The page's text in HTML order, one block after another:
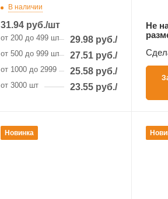
В наличии
31.94 руб./шт
от 200 до 499 шт 29.98руб./шт
от 500 до 999 шт 27.51руб./шт
от 1000 до 2999 шт 25.58руб./шт
от 3000 шт 23.55руб./шт
Не
Новинка